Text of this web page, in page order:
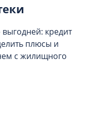
кредит
плюсы и
с жилищного